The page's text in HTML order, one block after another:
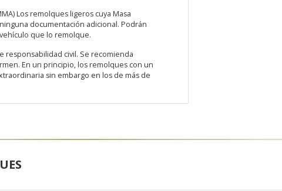
Los remolques ligeros cuya Masa
documentación adicional. Podrán
que lo remolque.
responsabilidad civil. Se recomienda
En un principio, los remolques con un
sin embargo en los de más de